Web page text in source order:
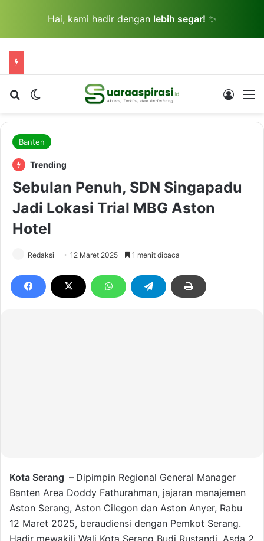
Hai, kami hadir dengan lebih segar! ✨
Cari berita...Switch skin Log In
Banten
Trending
Sebulan Penuh, SDN Singapadu
Jadi Lokasi Trial MBG Aston
Hotel
Redaksi 12 Maret 2025 1 menit dibaca
Kota Serang – Dipimpin Regional General Manager
Banten Area Doddy Fathurahman, jajaran manajemen
Aston Serang, Aston Cilegon dan Aston Anyer, Rabu
12 Maret 2025, beraudiensi dengan Pemkot Serang.